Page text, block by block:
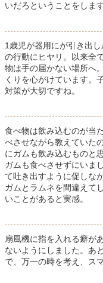
いだろということをしま
1歳児が器用にが引き出
の行動にヒヤリ。以来全
物は手の届かない場所へ
くりを心がけています。
対策が大切ですね。
食べ物は飲み込むのが当
べさせながら教えていた
にガムも飲み込むものと
ガムも食べさせずにいま
て吐き出すように促しな
ガムとラムネを間違えて
いことがあると実感。
扇風機に指を入れる癖が
ないようにしました。あ
で、万一の時を考え、ス